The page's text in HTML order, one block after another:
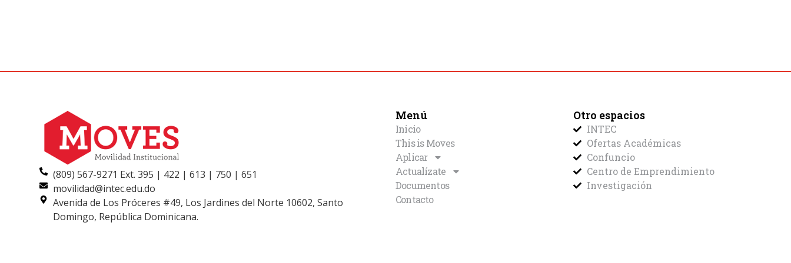
(809) 567-9271 Ext. 395 | 422 | 613 | 750 | 651
movilidad@intec.edu.do
Avenida de Los Próceres #49, Los Jardines del Norte 10602, Santo
Domingo, República Dominicana.
Menú
Inicio
This is Moves
Aplicar
Actualízate
Documentos
Contacto
Otro espacios
INTEC
Ofertas Académicas
Confuncio
Centro de Emprendimiento
Investigación